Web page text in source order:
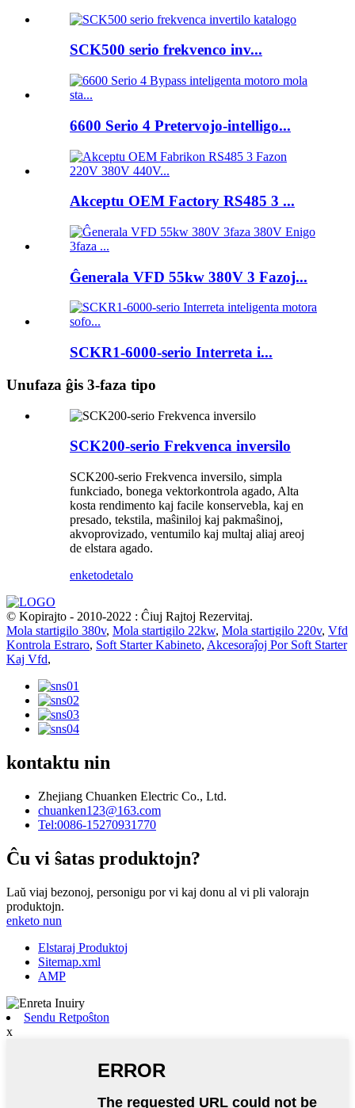
SCK500 serio frekvenco inv...
6600 Serio 4 Pretervojo-intelligo...
Akceptu OEM Factory RS485 3 ...
Ĝenerala VFD 55kw 380V 3 Fazoj...
SCKR1-6000-serio Interreta i...
Unufaza ĝis 3-faza tipo
SCK200-serio Frekvenca inversilo
SCK200-serio Frekvenca inversilo, simpla
funkciado, bonega vektorkontrola agado, Alta
kosta rendimento kaj facile konservebla, kaj en
presado, tekstila, maŝiniloj kaj pakmaŝinoj,
akvoprovizado, ventumilo kaj multaj aliaj areoj
de elstara agado.
enketodetalo
© Kopirajto - 2010-2022 : Ĉiuj Rajtoj Rezervitaj.
Mola startigilo 380v, Mola startigilo 22kw, Mola startigilo 220v, Vfd
Kontrola Estraro, Soft Starter Kabineto, Akcesoraĵoj Por Soft Starter
Kaj Vfd,
kontaktu nin
Zhejiang Chuanken Electric Co., Ltd.
chuanken123@163.com
Tel:0086-15270931770
Ĉu vi ŝatas produktojn?
Laŭ viaj bezonoj, personigu por vi kaj donu al vi pli valorajn
produktojn.
enketo nun
Elstaraj Produktoj
Sitemap.xml
AMP
Sendu Retpoŝton
x